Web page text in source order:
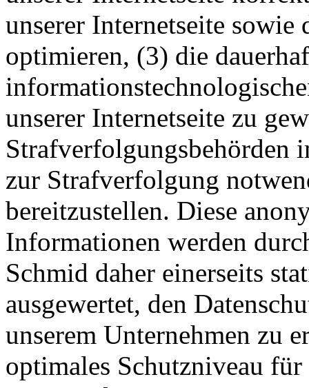
unserer Internetseite sowie
optimieren, (3) die
unserer Internetseite zu
Strafverfolgungsbehörden
zur Strafverfolgung
bereitzustellen. Diese
Informationen werden
Schmid daher einerseits
ausgewertet, den
unserem Unternehmen zu
optimales Schutzniveau